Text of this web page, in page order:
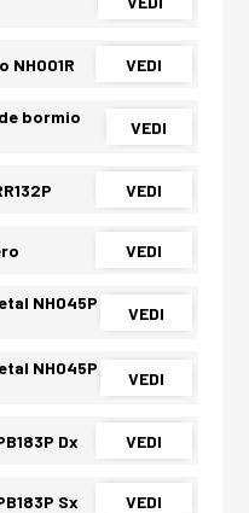
NH001R VEDI
bormio
VEDI
VEDI
VEDI
NH045P
VEDI
NH045P
VEDI
Dx VEDI
Sx VEDI